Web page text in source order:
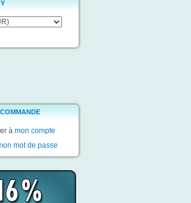
à mon compte
mot de passe